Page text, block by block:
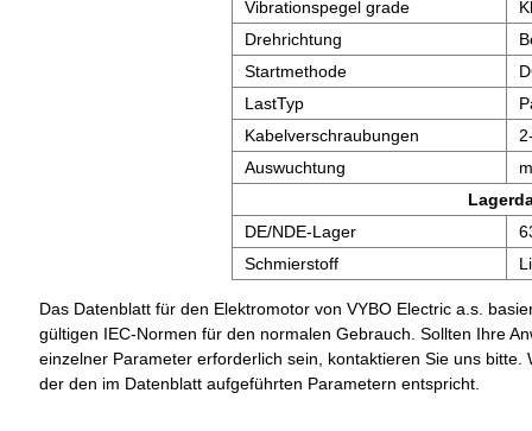
Vibrationspegel grade
Drehrichtung
Startmethode
LastTyp
Kabelverschraubungen
Auswuchtung
DE/NDE-Lager
Schmierstoff
Das Datenblatt für den Elektromotor von VYBO Electric a.s.
gültigen IEC-Normen für den normalen Gebrauch. Sollten Ihre
einzelner Parameter erforderlich sein, kontaktieren Sie uns
der den im Datenblatt aufgeführten Parametern entspricht.